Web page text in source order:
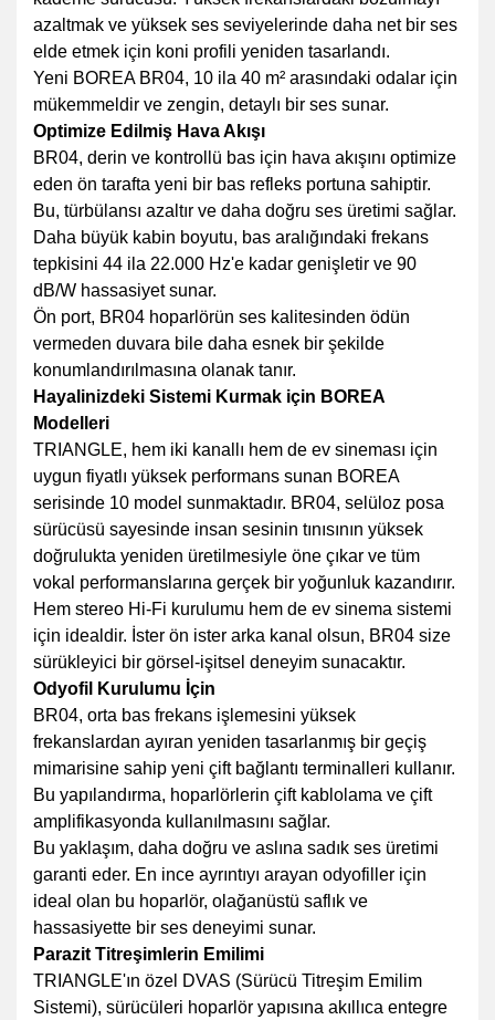
azaltmak ve yüksek ses seviyelerinde daha net bir ses
elde etmek için koni profili yeniden tasarlandı.
Yeni BOREA BR04, 10 ila 40 m² arasındaki odalar için
mükemmeldir ve zengin, detaylı bir ses sunar.
Optimize Edilmiş Hava Akışı
BR04, derin ve kontrollü bas için hava akışını optimize
eden ön tarafta yeni bir bas refleks portuna sahiptir.
Bu, türbülansı azaltır ve daha doğru ses üretimi sağlar.
Daha büyük kabin boyutu, bas aralığındaki frekans
tepkisini 44 ila 22.000 Hz'e kadar genişletir ve 90
dB/W hassasiyet sunar.
Ön port, BR04 hoparlörün ses kalitesinden ödün
vermeden duvara bile daha esnek bir şekilde
konumlandırılmasına olanak tanır.
Hayalinizdeki Sistemi Kurmak için BOREA
Modelleri
TRIANGLE, hem iki kanallı hem de ev sineması için
uygun fiyatlı yüksek performans sunan BOREA
serisinde 10 model sunmaktadır. BR04, selüloz posa
sürücüsü sayesinde insan sesinin tınısının yüksek
doğrulukta yeniden üretilmesiyle öne çıkar ve tüm
vokal performanslarına gerçek bir yoğunluk kazandırır.
Hem stereo Hi-Fi kurulumu hem de ev sinema sistemi
için idealdir. İster ön ister arka kanal olsun, BR04 size
sürükleyici bir görsel-işitsel deneyim sunacaktır.
Odyofil Kurulumu İçin
BR04, orta bas frekans işlemesini yüksek
frekanslardan ayıran yeniden tasarlanmış bir geçiş
mimarisine sahip yeni çift bağlantı terminalleri kullanır.
Bu yapılandırma, hoparlörlerin çift kablolama ve çift
amplifikasyonda kullanılmasını sağlar.
Bu yaklaşım, daha doğru ve aslına sadık ses üretimi
garanti eder. En ince ayrıntıyı arayan odyofiller için
ideal olan bu hoparlör, olağanüstü saflık ve
hassasiyette bir ses deneyimi sunar.
Parazit Titreşimlerin Emilimi
TRIANGLE'ın özel DVAS (Sürücü Titreşim Emilim
Sistemi), sürücüleri hoparlör yapısına akıllıca entegre